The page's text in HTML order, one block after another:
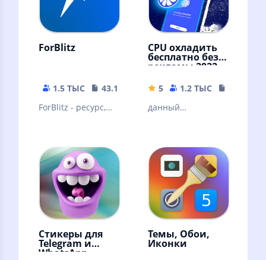
ForBlitz
1.5 ТЫС
43.19 MB
ForBlitz - ресурс,
Blitz и других игр
CPU охладить
бесплатно без
рекламы 2022
5 1.2 ТЫС
данный
охладить ваш
процессор (cooler)
до низких
температур
Стикеры для
Telegram и
WhatsApp
Темы, Обои,
Иконки